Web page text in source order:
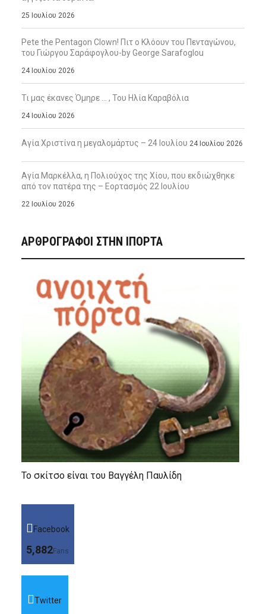
25 Ιουλίου 2026
Pete the Pentagon Clown! Πιτ ο Κλόουν του Πενταγώνου,
του Γιώργου Σαράφογλου-by George Sarafoglou
24 Ιουλίου 2026
Τι μας έκανες Όμηρε … , Του Ηλία Καραβόλια
24 Ιουλίου 2026
Αγία Χριστίνα η μεγαλομάρτυς – 24 Ιουλίου 24 Ιουλίου 2026
Αγία Μαρκέλλα, η Πολιούχος της Χίου, που εκδιώχθηκε
από τον πατέρα της – Εορτασμός 22 Ιουλίου
22 Ιουλίου 2026
ΑΡΘΡΟΓΡΑΦΟΙ ΣΤΗΝ IΠΟΡΤΑ
Το σκίτσο είναι του Βαγγέλη Παυλίδη
Facebook
5,882Fans
Twitter